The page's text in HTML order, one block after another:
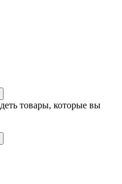
товары, которые вы